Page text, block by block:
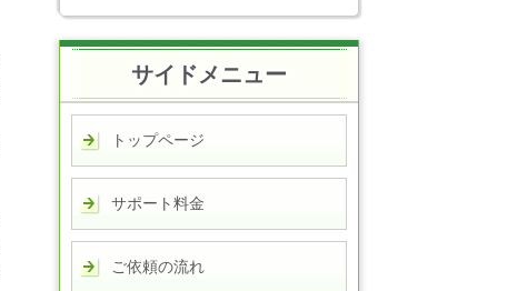
サイドメニュー
トップページ
サポート料金
ご依頼の流れ